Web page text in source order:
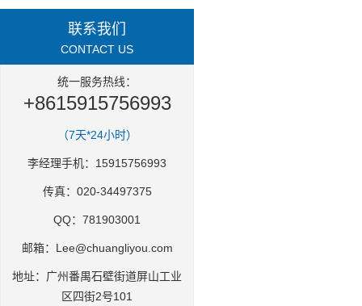
联系我们
CONTACT US
统一服务热线：
+8615915756993
（7天*24小时）
李经理手机：15915756993
传真：020-34497375
QQ：781903001
邮箱：Lee@chuangliyou.com
地址：广州番禺石壁街道屏山工业
区四街2号101